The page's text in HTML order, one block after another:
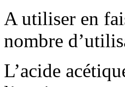
A utiliser en
nombre
L’acide